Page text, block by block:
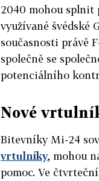
2040 mohou splnit
využívané švédské
současnosti právě
společně se
potenciálního
Nové
Bitevníky Mi-24
vrtulníky, mohou
pomoc. Ve